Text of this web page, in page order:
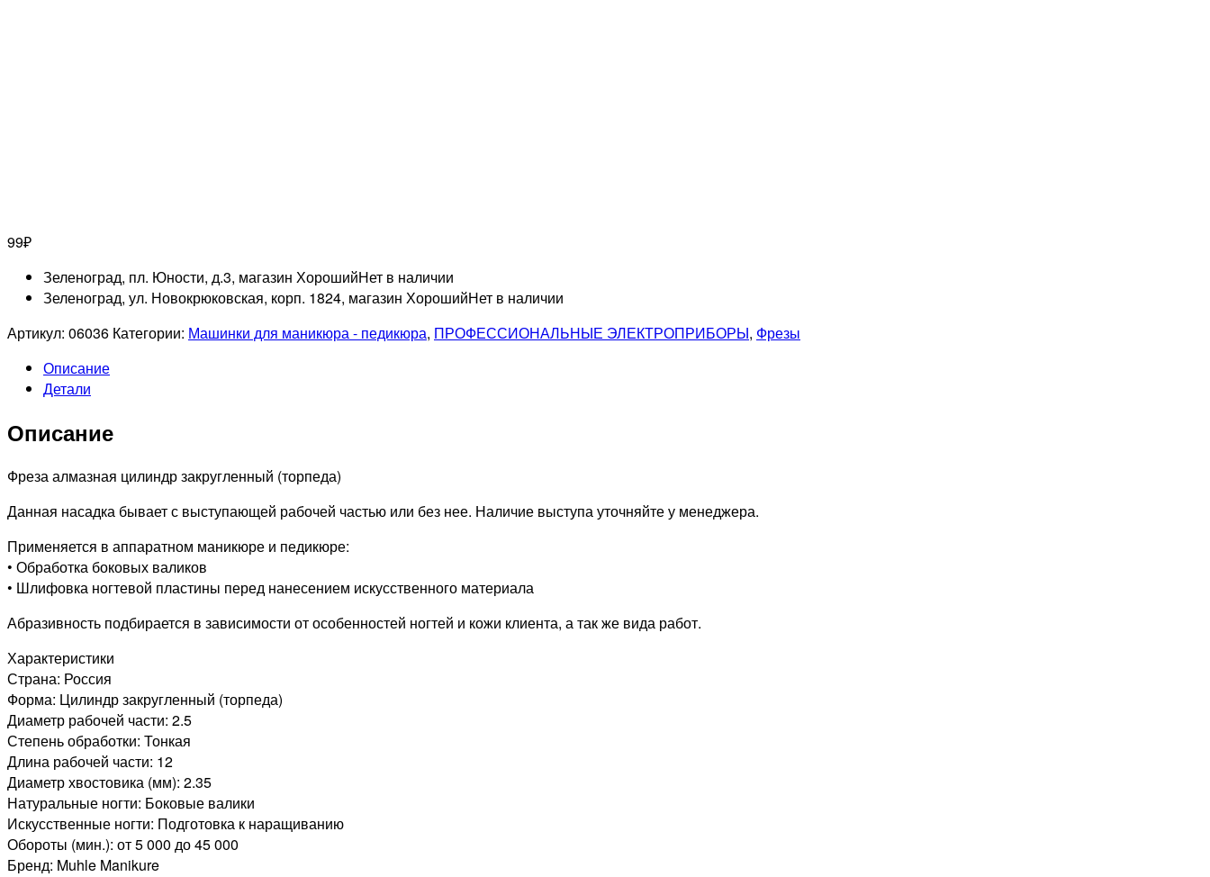
99₽
Зеленоград, пл. Юности, д.3, магазин ХорошийНет в наличии
Зеленоград, ул. Новокрюковская, корп. 1824, магазин ХорошийНет в наличии
Артикул: 06036 Категории: Машинки для маникюра - педикюра, ПРОФЕССИОНАЛЬНЫЕ ЭЛЕКТРОПРИБОРЫ, Фрезы
Описание
Детали
Описание
Фреза алмазная цилиндр закругленный (торпеда)
Данная насадка бывает с выступающей рабочей частью или без нее. Наличие выступа уточняйте у менеджера.
Применяется в аппаратном маникюре и педикюре:
• Обработка боковых валиков
• Шлифовка ногтевой пластины перед нанесением искусственного материала
Абразивность подбирается в зависимости от особенностей ногтей и кожи клиента, а так же вида работ.
Характеристики
Страна: Россия
Форма: Цилиндр закругленный (торпеда)
Диаметр рабочей части: 2.5
Степень обработки: Тонкая
Длина рабочей части: 12
Диаметр хвостовика (мм): 2.35
Натуральные ногти: Боковые валики
Искусственные ногти: Подготовка к наращиванию
Обороты (мин.): от 5 000 до 45 000
Бренд: Muhle Manikure